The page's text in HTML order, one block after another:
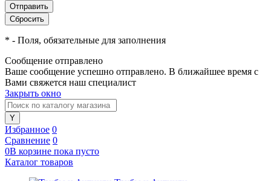
* - Поля, обязательные для заполнения
Сообщение отправлено
Ваше сообщение успешно отправлено. В ближайшее время с
Вами свяжется наш специалист
Закрыть окно
Избранное 0
Сравнение 0
0В корзине пока пусто
Каталог товаров